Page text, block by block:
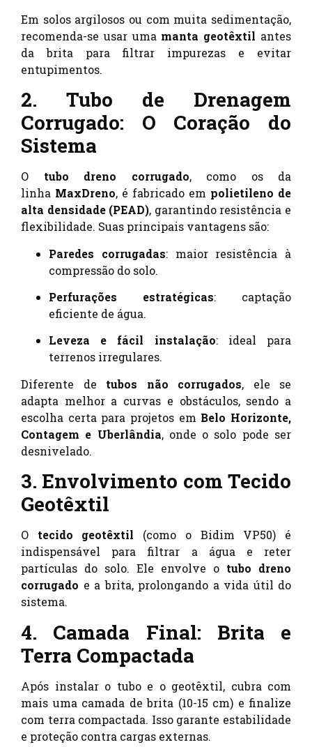
Em solos argilosos ou com muita sedimentação,
recomenda-se usar uma manta geotêxtil antes
da brita para filtrar impurezas e evitar
entupimentos.
2. Tubo de Drenagem
Corrugado: O Coração do
Sistema
O tubo dreno corrugado, como os da
linha MaxDreno, é fabricado em polietileno de
alta densidade (PEAD), garantindo resistência e
flexibilidade. Suas principais vantagens são:
Paredes corrugadas: maior resistência à
compressão do solo.
Perfurações estratégicas: captação
eficiente de água.
Leveza e fácil instalação: ideal para
terrenos irregulares.
Diferente de tubos não corrugados, ele se
adapta melhor a curvas e obstáculos, sendo a
escolha certa para projetos em Belo Horizonte,
Contagem e Uberlândia, onde o solo pode ser
desnivelado.
3. Envolvimento com Tecido
Geotêxtil
O tecido geotêxtil (como o Bidim VP50) é
indispensável para filtrar a água e reter
partículas do solo. Ele envolve o tubo dreno
corrugado e a brita, prolongando a vida útil do
sistema.
4. Camada Final: Brita e
Terra Compactada
Após instalar o tubo e o geotêxtil, cubra com
mais uma camada de brita (10-15 cm) e finalize
com terra compactada. Isso garante estabilidade
e proteção contra cargas externas.